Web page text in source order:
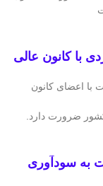
با کانون عالی
اعضای کانون
ضرورت دارد.
به سودآوری